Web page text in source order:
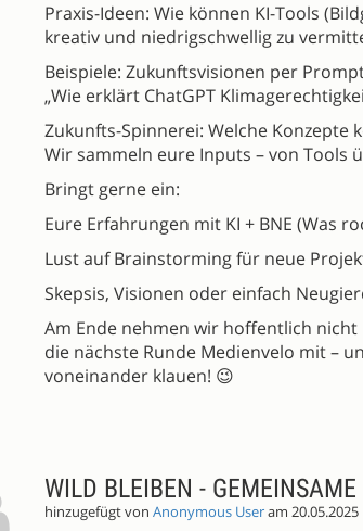
Praxis-Ideen: Wie können KI-Tools
kreativ und niedrigschwellig zu
Beispiele: Zukunftsvisionen per
„Wie erklärt ChatGPT
Zukunfts-Spinnerei: Welche
Wir sammeln eure Inputs – von Tools
Bringt gerne ein:
Eure Erfahrungen mit KI + BNE (Was
Lust auf Brainstorming für neue
Skepsis, Visionen oder einfach
Am Ende nehmen wir hoffentlich
die nächste Runde Medienvelo mit –
voneinander klauen! 😉
WILD BLEIBEN -
hinzugefügt von Anonymous Useram 20.05.2025